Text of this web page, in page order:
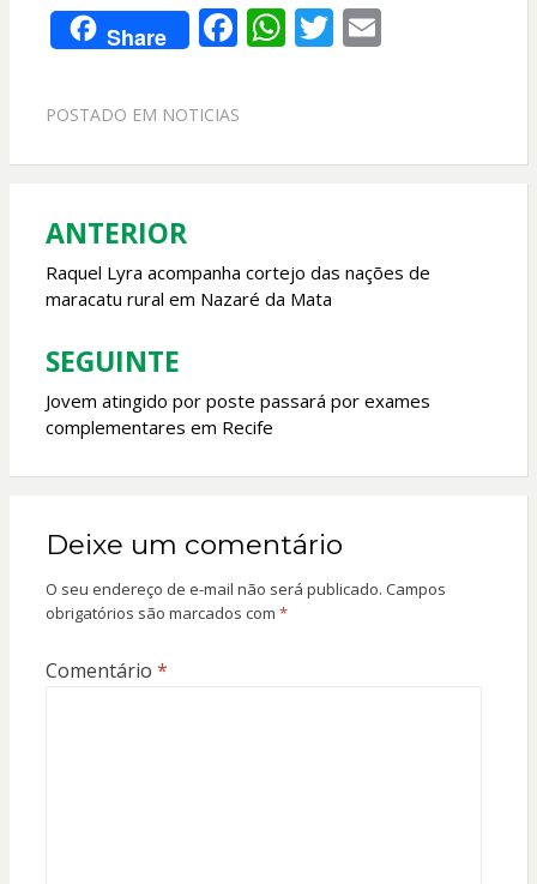
Share F
e
o
k
W
A
p
T E
POSTADO EM NOTICIAS
Navegação
de
Post
ANTERIOR
Raquel Lyra acompanha cortejo das nações de
maracatu rural em Nazaré da Mata
SEGUINTE
Jovem atingido por poste passará por exames
complementares em Recife
Deixe um comentário
O seu endereço de e-mail não será publicado. Campos
obrigatórios são marcados com *
Comentário *